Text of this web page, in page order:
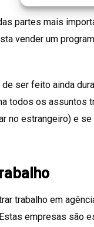
partes mais
vender um
ser feito ainda
todos os assuntos
no estrangeiro) e
trabalho em
empresas são